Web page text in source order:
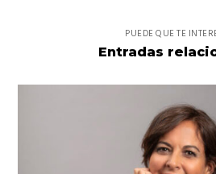
PUEDE QUE TE
Entradas